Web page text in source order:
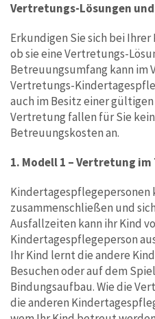
Vertretungs-Lösungen
Erkundigen Sie sich bei
ob sie eine Vertretungs-
Betreuungsumfang kann im
Vertretungs-
auch im Besitz einer
Vertretung fallen für Sie
Betreuungskosten an.
1. Modell 1 – Vertretung im
Kindertagespflegepersonen
zusammenschließen und
Ausfallzeiten kann ihr Kind
Kindertagespflegeperson
Ihr Kind lernt die andere
Besuchen oder auf dem
Bindungsaufbau. Wie die
die anderen